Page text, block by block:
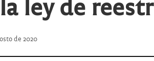
de 2020